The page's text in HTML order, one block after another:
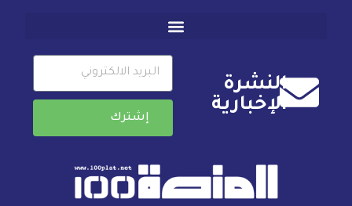
النشرة
الإخبارية
إشترك